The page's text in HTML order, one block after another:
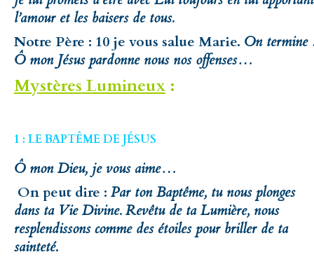
l’amour et les baisers de tous.
Notre Père : 10 je vous salue Marie. On termine
Ô mon Jésus pardonne nous nos offenses…
Mystères Lumineux :
1 : LE BAPTÊME DE JÉSUS
Ô mon Dieu, je vous aime…
On peut dire : Par ton Baptême, tu nous plonges
dans ta Vie Divine. Revêtu de ta Lumière, nous
resplendissons comme des étoiles pour briller de ta
sainteté.